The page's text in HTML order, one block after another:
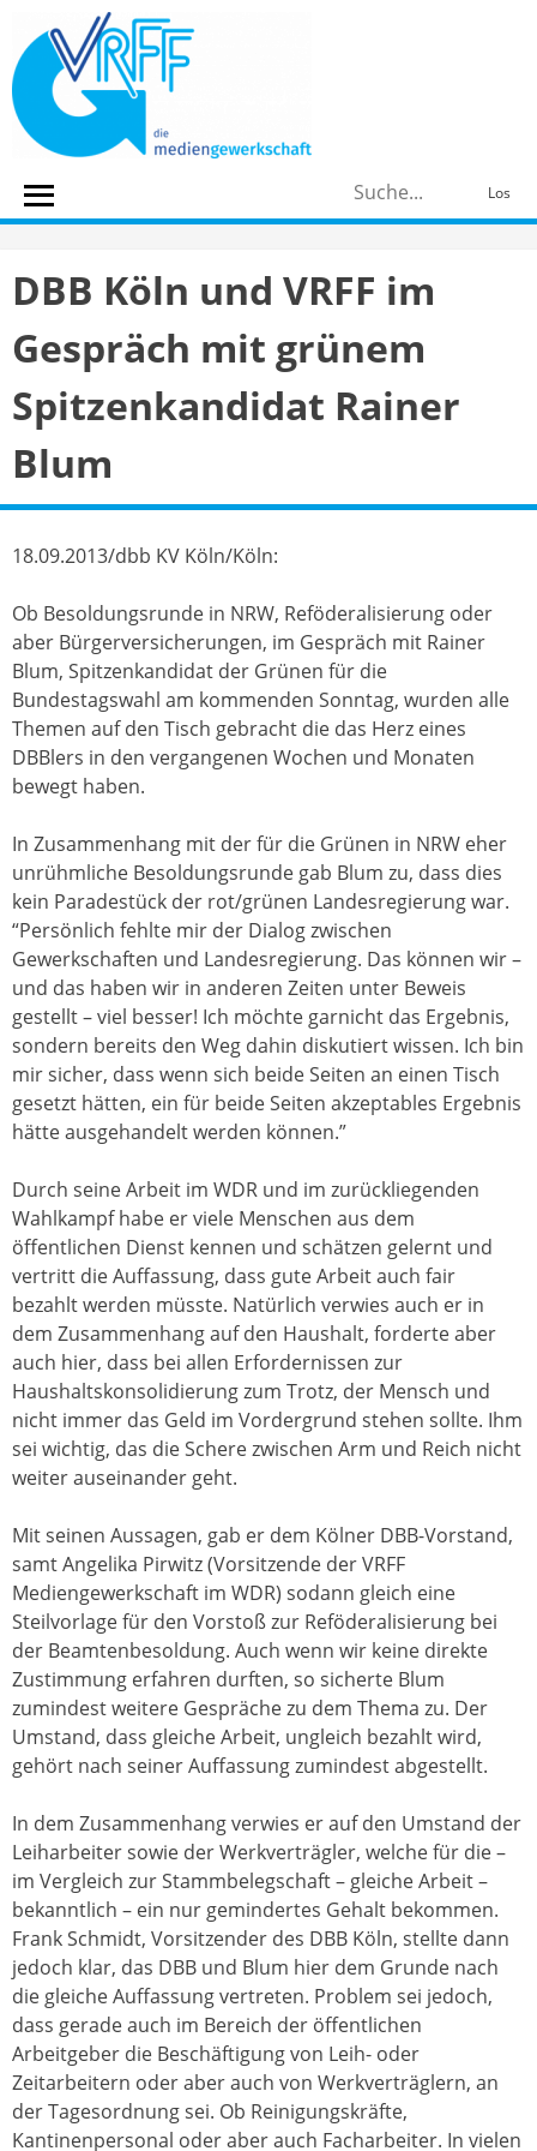
content
Los
DBB Köln und VRFF im
Gespräch mit grünem
Spitzenkandidat Rainer
Blum
18.09.2013/dbb KV Köln/Köln:
Ob Besoldungsrunde in NRW, Reföderalisierung oder
aber Bürgerversicherungen, im Gespräch mit Rainer
Blum, Spitzenkandidat der Grünen für die
Bundestagswahl am kommenden Sonntag, wurden alle
Themen auf den Tisch gebracht die das Herz eines
DBBlers in den vergangenen Wochen und Monaten
bewegt haben.
In Zusammenhang mit der für die Grünen in NRW eher
unrühmliche Besoldungsrunde gab Blum zu, dass dies
kein Paradestück der rot/grünen Landesregierung war.
“Persönlich fehlte mir der Dialog zwischen
Gewerkschaften und Landesregierung. Das können wir –
und das haben wir in anderen Zeiten unter Beweis
gestellt – viel besser! Ich möchte garnicht das Ergebnis,
sondern bereits den Weg dahin diskutiert wissen. Ich bin
mir sicher, dass wenn sich beide Seiten an einen Tisch
gesetzt hätten, ein für beide Seiten akzeptables Ergebnis
hätte ausgehandelt werden können.”
Durch seine Arbeit im WDR und im zurückliegenden
Wahlkampf habe er viele Menschen aus dem
öffentlichen Dienst kennen und schätzen gelernt und
vertritt die Auffassung, dass gute Arbeit auch fair
bezahlt werden müsste. Natürlich verwies auch er in
dem Zusammenhang auf den Haushalt, forderte aber
auch hier, dass bei allen Erfordernissen zur
Haushaltskonsolidierung zum Trotz, der Mensch und
nicht immer das Geld im Vordergrund stehen sollte. Ihm
sei wichtig, das die Schere zwischen Arm und Reich nicht
weiter auseinander geht.
Mit seinen Aussagen, gab er dem Kölner DBB-Vorstand,
samt Angelika Pirwitz (Vorsitzende der VRFF
Mediengewerkschaft im WDR) sodann gleich eine
Steilvorlage für den Vorstoß zur Reföderalisierung bei
der Beamtenbesoldung. Auch wenn wir keine direkte
Zustimmung erfahren durften, so sicherte Blum
zumindest weitere Gespräche zu dem Thema zu. Der
Umstand, dass gleiche Arbeit, ungleich bezahlt wird,
gehört nach seiner Auffassung zumindest abgestellt.
In dem Zusammenhang verwies er auf den Umstand der
Leiharbeiter sowie der Werkverträgler, welche für die –
im Vergleich zur Stammbelegschaft – gleiche Arbeit –
bekanntlich – ein nur gemindertes Gehalt bekommen.
Frank Schmidt, Vorsitzender des DBB Köln, stellte dann
jedoch klar, das DBB und Blum hier dem Grunde nach
die gleiche Auffassung vertreten. Problem sei jedoch,
dass gerade auch im Bereich der öffentlichen
Arbeitgeber die Beschäftigung von Leih- oder
Zeitarbeitern oder aber auch von Werkverträglern, an
der Tagesordnung sei. Ob Reinigungskräfte,
Kantinenpersonal oder aber auch Facharbeiter. In vielen